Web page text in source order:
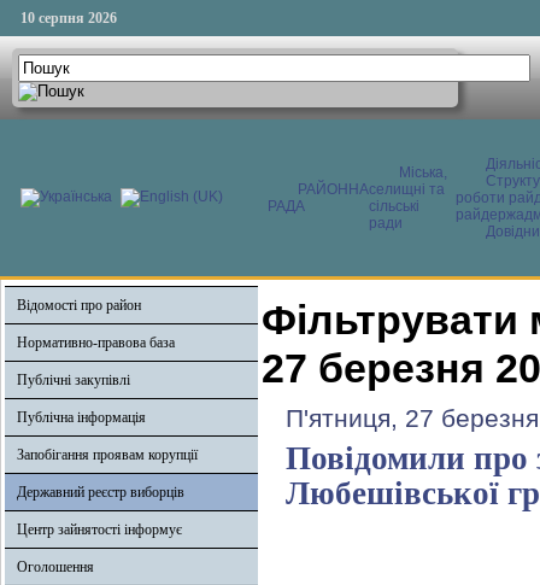
10 серпня 2026
РАЙОННА
РАДА
Міська,
селищні та
сільські
ради
роботи
Відомості про район
Нормативно-правова база
Публічні закупівлі
Публічна інформація
Запобігання проявам корупції
Державний реєстр виборців
Центр зайнятості інформує
Оголошення
Фільтрувати
27 березня
П'ятниця, 27
Повідомили про
Любешівської